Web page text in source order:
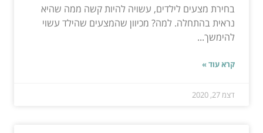
בחירת מצעים לילדים, עשויה להיות קשה ממה שהיא
נראית בהתחלה. למה? מכיוון שהמצעים שהילד עשוי
להימשך...
קרא עוד »
דצמ 27, 2020